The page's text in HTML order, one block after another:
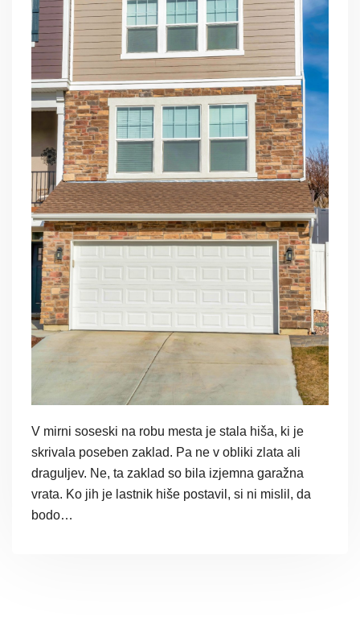
V mirni soseski na robu mesta je stala hiša, ki je
skrivala poseben zaklad. Pa ne v obliki zlata ali
draguljev. Ne, ta zaklad so bila izjemna garažna
vrata. Ko jih je lastnik hiše postavil, si ni mislil, da
bodo…